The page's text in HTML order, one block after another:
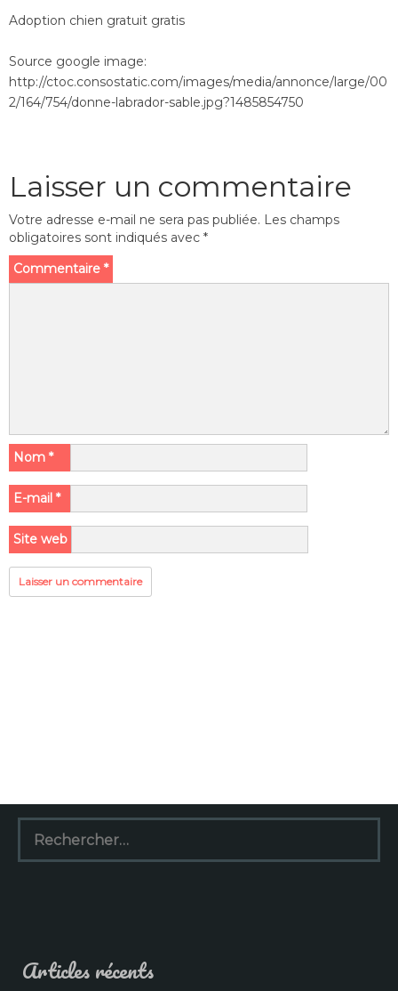
Adoption chien gratuit gratis
Source google image:
http://ctoc.consostatic.com/images/media/annonce/large/00
2/164/754/donne-labrador-sable.jpg?1485854750
Laisser un commentaire
Votre adresse e-mail ne sera pas publiée. Les champs
obligatoires sont indiqués avec *
Commentaire *
Nom *
E-mail *
Site web
Rechercher :
Articles récents